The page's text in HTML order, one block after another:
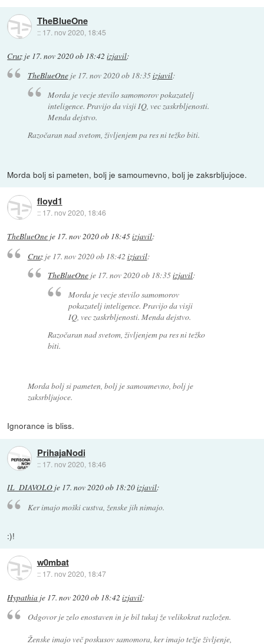
TheBlueOne
:: 17. nov 2020, 18:45
Cruz je 17. nov 2020 ob 18:42 izjavil:
TheBlueOneje 17. nov 2020 ob 18:35izjavil:
Morda je vecje stevilo samomorov pokazatelj
inteligence. Pravijo da visji IQ, vec zaskrbljenosti.
Menda dejstvo.
Razočaran nad svetom, življenjem pa res ni težko biti.
Morda bolj si pameten, bolj je samoumevno, bolj je zaksrbljujoce.
floyd1
:: 17. nov 2020, 18:46
TheBlueOne je 17. nov 2020 ob 18:45izjavil:
Cruzje 17. nov 2020 ob 18:42 izjavil:
TheBlueOne je 17. nov 2020 ob 18:35izjavil:
Morda je vecje stevilo samomorov
pokazatelj inteligence. Pravijo da visji
IQ, vec zaskrbljenosti. Menda dejstvo.
Razočaran nad svetom, življenjem pa res ni težko
biti.
Morda bolj si pameten, bolj je samoumevno, bolj je
zaksrbljujoce.
Ignorance is bliss.
PrihajaNodi
:: 17. nov 2020, 18:46
IL_DIAVOLO je 17. nov 2020 ob 18:20izjavil:
Ker imajo moški custva, ženske jih nimajo.
:)!
w0mbat
:: 17. nov 2020, 18:47
Hypathia je 17. nov 2020 ob 18:42 izjavil:
Odgovor je zelo enostaven in je bil tukaj že velikokrat razložen.
Ženske imajo več poskusov samomora, ker imajo težje življenje,